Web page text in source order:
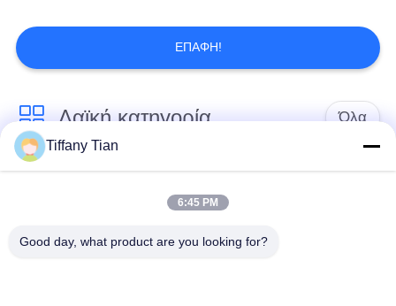
ΕΠΑΦΉ!
Λαϊκή κατηγορία Όλα
Λύσεις οθόνης
εστιατορίων
Σημειώσεις οθόνης
Tiffany Tian
6:45 PM
Good day, what product are you looking for?